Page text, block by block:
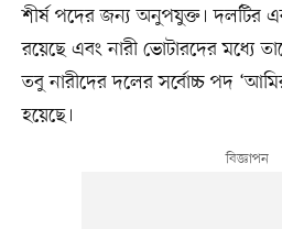
শীর্ষ পদের জন্য অনুপযুক্ত। দলটির
রয়েছে এবং নারী ভোটারদের মধ্যে
তবু নারীদের দলের সর্বোচ্চ পদ
হয়েছে।